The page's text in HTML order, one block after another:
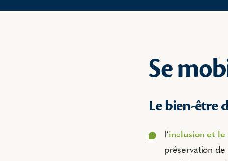
Se
Le bien-être
l’inclusion et le
préservation